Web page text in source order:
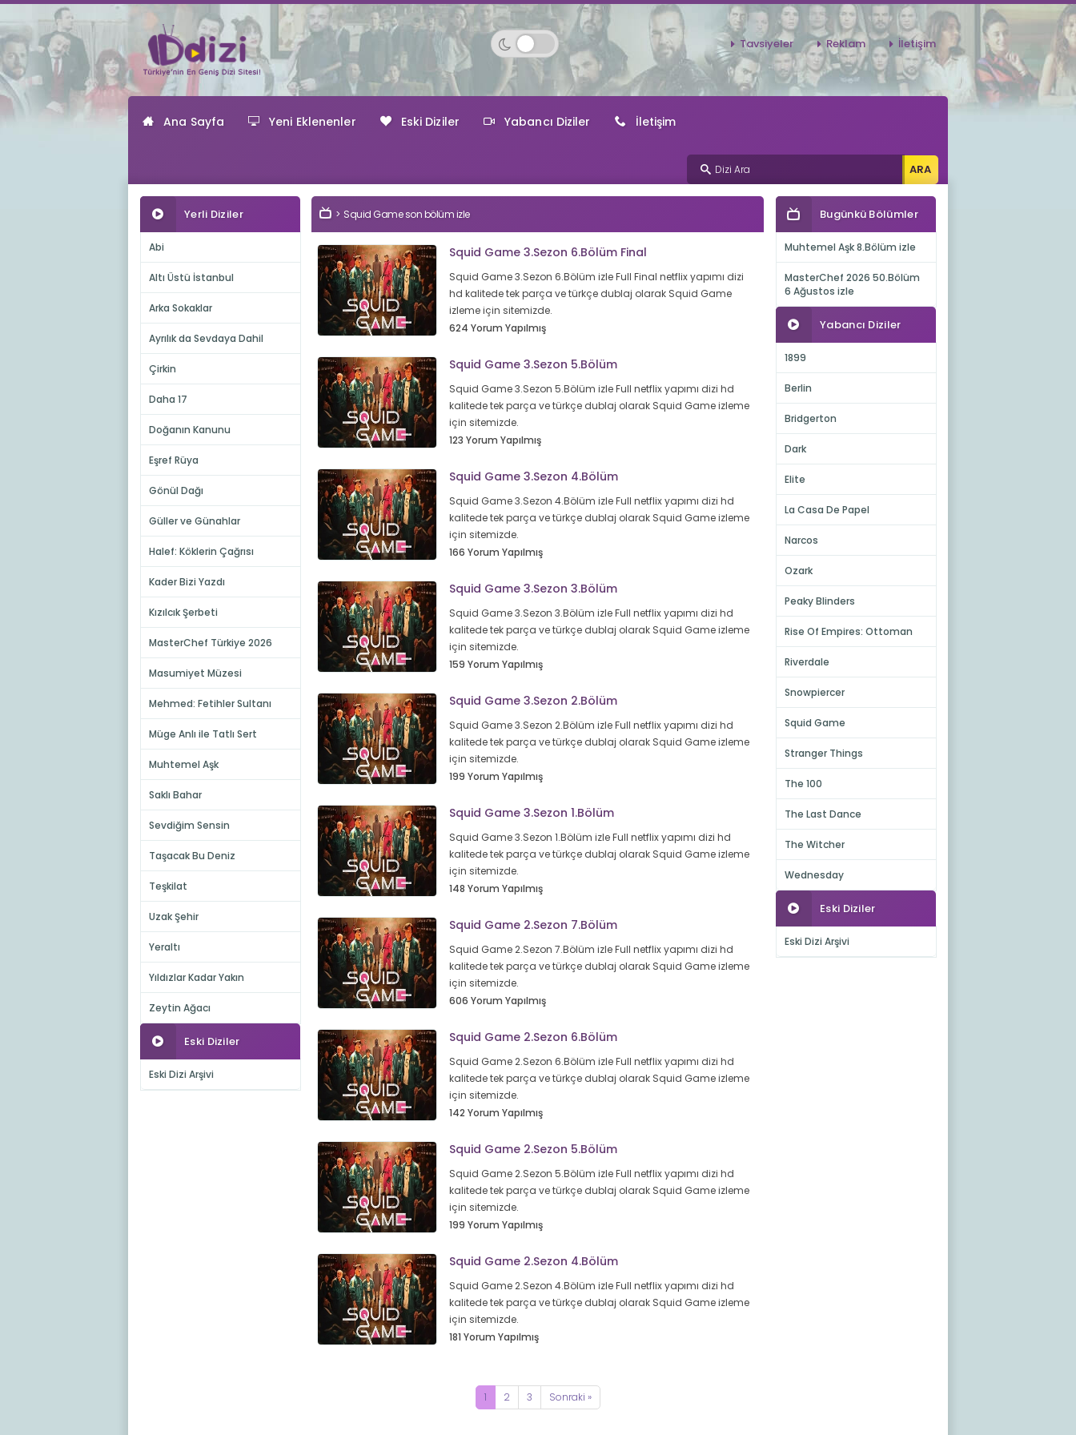
Tavsiyeler Reklam İletişim
Ana Sayfa Yeni Eklenenler Eski Diziler Yabancı Diziler İletişim
Yerli Diziler
Abi
Altı Üstü İstanbul
Arka Sokaklar
Ayrılık da Sevdaya Dahil
Çirkin
Daha 17
Doğanın Kanunu
Eşref Rüya
Gönül Dağı
Güller ve Günahlar
Halef: Köklerin Çağrısı
Kader Bizi Yazdı
Kızılcık Şerbeti
MasterChef Türkiye 2026
Masumiyet Müzesi
Mehmed: Fetihler Sultanı
Müge Anlı ile Tatlı Sert
Muhtemel Aşk
Saklı Bahar
Sevdiğim Sensin
Taşacak Bu Deniz
Teşkilat
Uzak Şehir
Yeraltı
Yıldızlar Kadar Yakın
Zeytin Ağacı
Eski Diziler
Eski Dizi Arşivi
Squid Game son bölüm izle
Squid Game 3.Sezon 6.Bölüm Final
Squid Game 3.Sezon 6.Bölüm izle Full Final netflix yapımı dizi
hd kalitede tek parça ve türkçe dublaj olarak Squid Game
izleme için sitemizde.
624 Yorum Yapılmış
Squid Game 3.Sezon 5.Bölüm
Squid Game 3.Sezon 5.Bölüm izle Full netflix yapımı dizi hd
kalitede tek parça ve türkçe dublaj olarak Squid Game izleme
için sitemizde.
123 Yorum Yapılmış
Squid Game 3.Sezon 4.Bölüm
Squid Game 3.Sezon 4.Bölüm izle Full netflix yapımı dizi hd
kalitede tek parça ve türkçe dublaj olarak Squid Game izleme
için sitemizde.
166 Yorum Yapılmış
Squid Game 3.Sezon 3.Bölüm
Squid Game 3.Sezon 3.Bölüm izle Full netflix yapımı dizi hd
kalitede tek parça ve türkçe dublaj olarak Squid Game izleme
için sitemizde.
159 Yorum Yapılmış
Squid Game 3.Sezon 2.Bölüm
Squid Game 3.Sezon 2.Bölüm izle Full netflix yapımı dizi hd
kalitede tek parça ve türkçe dublaj olarak Squid Game izleme
için sitemizde.
199 Yorum Yapılmış
Squid Game 3.Sezon 1.Bölüm
Squid Game 3.Sezon 1.Bölüm izle Full netflix yapımı dizi hd
kalitede tek parça ve türkçe dublaj olarak Squid Game izleme
için sitemizde.
148 Yorum Yapılmış
Squid Game 2.Sezon 7.Bölüm
Squid Game 2.Sezon 7.Bölüm izle Full netflix yapımı dizi hd
kalitede tek parça ve türkçe dublaj olarak Squid Game izleme
için sitemizde.
606 Yorum Yapılmış
Squid Game 2.Sezon 6.Bölüm
Squid Game 2.Sezon 6.Bölüm izle Full netflix yapımı dizi hd
kalitede tek parça ve türkçe dublaj olarak Squid Game izleme
için sitemizde.
142 Yorum Yapılmış
Squid Game 2.Sezon 5.Bölüm
Squid Game 2.Sezon 5.Bölüm izle Full netflix yapımı dizi hd
kalitede tek parça ve türkçe dublaj olarak Squid Game izleme
için sitemizde.
199 Yorum Yapılmış
Squid Game 2.Sezon 4.Bölüm
Squid Game 2.Sezon 4.Bölüm izle Full netflix yapımı dizi hd
kalitede tek parça ve türkçe dublaj olarak Squid Game izleme
için sitemizde.
181 Yorum Yapılmış
1 2 3 Sonraki »
Bugünkü Bölümler
Muhtemel Aşk 8.Bölüm izle
MasterChef 2026 50.Bölüm
6 Ağustos izle
Yabancı Diziler
1899
Berlin
Bridgerton
Dark
Elite
La Casa De Papel
Narcos
Ozark
Peaky Blinders
Rise Of Empires: Ottoman
Riverdale
Snowpiercer
Squid Game
Stranger Things
The 100
The Last Dance
The Witcher
Wednesday
Eski Diziler
Eski Dizi Arşivi